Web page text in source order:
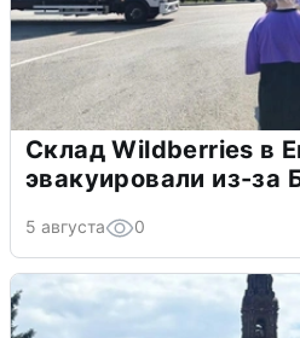
Склад Wildberries в
эвакуировали из-за
5 августа 0